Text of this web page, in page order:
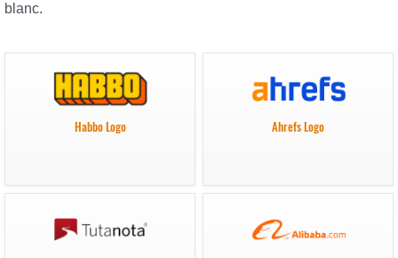
blanc.
Habbo Logo Ahrefs Logo